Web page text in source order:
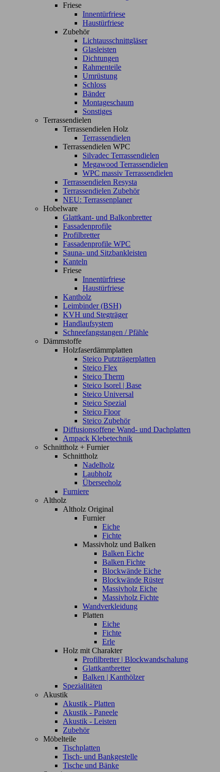
Friese
Innentürfriese
Haustürfriese
Zubehör
Lichtausschnittgläser
Glasleisten
Dichtungen
Rahmenteile
Umrüstung
Schloss
Bänder
Montageschaum
Sonstiges
Terrassendielen
Terrassendielen Holz
Terrassendielen
Terrassendielen WPC
Silvadec Terrassendielen
Megawood Terrassendielen
WPC massiv Terrassendielen
Terrassendielen Resysta
Terrassendielen Zubehör
NEU: Terrassenplaner
Hobelware
Glattkant- und Balkonbretter
Fassadenprofile
Profilbretter
Fassadenprofile WPC
Sauna- und Sitzbankleisten
Kanteln
Friese
Innentürfriese
Haustürfriese
Kantholz
Leimbinder (BSH)
KVH und Stegträger
Handlaufsystem
Schneefangstangen / Pfähle
Dämmstoffe
Holzfaserdämmplatten
Steico Putzträgerplatten
Steico Flex
Steico Therm
Steico Isorel | Base
Steico Universal
Steico Spezial
Steico Floor
Steico Zubehör
Diffusionsoffene Wand- und Dachplatten
Ampack Klebetechnik
Schnittholz + Furnier
Schnittholz
Nadelholz
Laubholz
Überseeholz
Furniere
Altholz
Altholz Original
Furnier
Eiche
Fichte
Massivholz und Balken
Balken Eiche
Balken Fichte
Blockwände Eiche
Blockwände Rüster
Massivholz Eiche
Massivholz Fichte
Wandverkleidung
Platten
Eiche
Fichte
Erle
Holz mit Charakter
Profilbretter | Blockwandschalung
Glattkantbretter
Balken | Kanthölzer
Spezialitäten
Akustik
Akustik - Platten
Akustik - Paneele
Akustik - Leisten
Zubehör
Möbelteile
Tischplatten
Tisch- und Bankgestelle
Tische und Bänke